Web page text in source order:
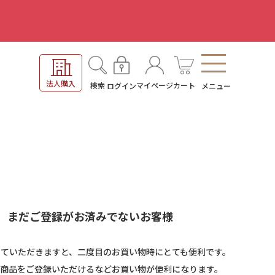
法人購入 検索 ログインマイページカート メニュー
まだご登録がお済みでないお客様
いただきますと、二度目のお買い物時にとても便利です。
品をご登録いただけるなどお買い物が便利になります。